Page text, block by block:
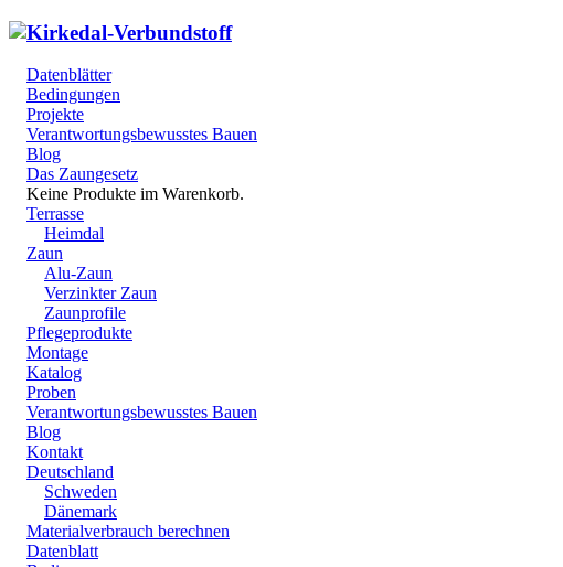
Datenblätter
Bedingungen
Projekte
Verantwortungsbewusstes Bauen
Blog
Das Zaungesetz
Keine Produkte im Warenkorb.
Terrasse
Heimdal
Zaun
Alu-Zaun
Verzinkter Zaun
Zaunprofile
Pflegeprodukte
Montage
Katalog
Proben
Verantwortungsbewusstes Bauen
Blog
Kontakt
Deutschland
Schweden
Dänemark
Materialverbrauch berechnen
Datenblatt